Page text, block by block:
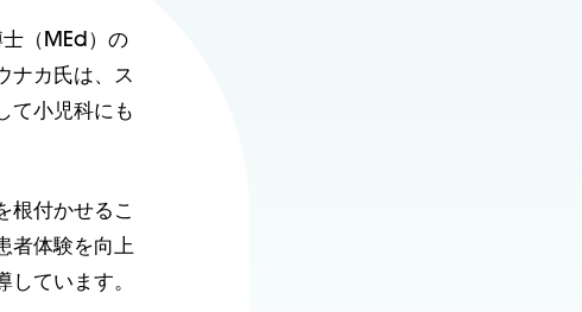
（MEd）の
ナカ氏は、ス
て小児科にも
根付かせるこ
者体験を向上
ています。